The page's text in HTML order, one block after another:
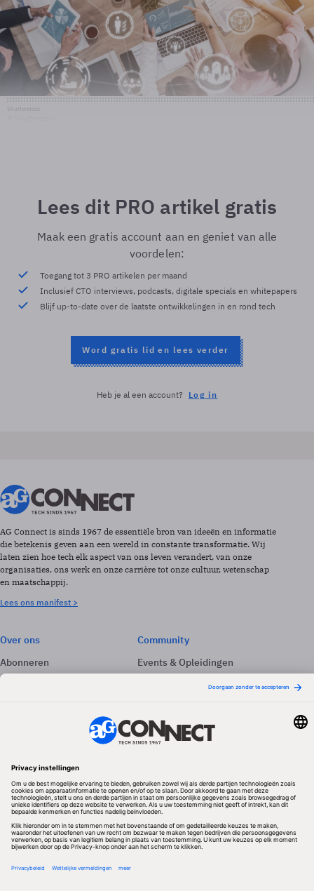
Lees dit PRO artikel gratis
Maak een gratis account aan en geniet van alle
voordelen:
Toegang tot 3 PRO artikelen per maand
Inclusief CTO interviews, podcasts, digitale specials en whitepapers
Blijf up-to-date over de laatste ontwikkelingen in en rond tech
Word gratis lid en lees verder
Heb je al een account? Log in
AG Connect is sinds 1967 de essentiële bron van ideeën en informatie
die betekenis geven aan een wereld in constante transformatie. Wij
laten zien hoe tech elk aspect van ons leven verandert, van onze
organisaties, ons werk en onze carrière tot onze cultuur, wetenschap
en maatschappij.
Lees ons manifest >
Over ons
Abonneren
Adverteren
Community
Events & Opleidingen
Nieuwsbrieven
Volg ons
Redactionele partner